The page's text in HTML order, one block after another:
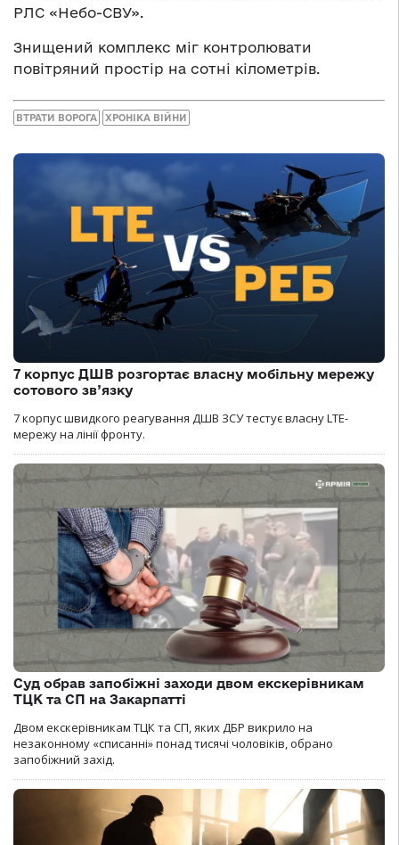
РЛС «Небо-СВУ».
Знищений комплекс міг контролювати
повітряний простір на сотні кілометрів.
ВТРАТИ ВОРОГА ХРОНІКА ВІЙНИ
7 корпус ДШВ розгортає власну мобільну мережу
сотового зв’язку
7 корпус швидкого реагування ДШВ ЗСУ тестує власну LTE-
мережу на лінії фронту.
Суд обрав запобіжні заходи двом екскерівникам
ТЦК та СП на Закарпатті
Двом екскерівникам ТЦК та СП, яких ДБР викрило на
незаконному «списанні» понад тисячі чоловіків, обрано
запобіжний захід.